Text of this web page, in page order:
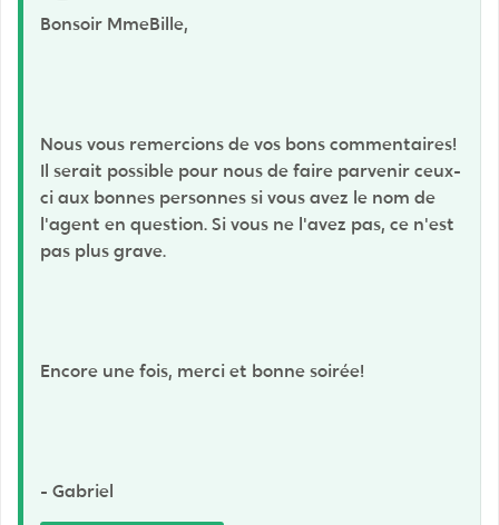
Bonsoir MmeBille,
Nous vous remercions de vos bons commentaires!
Il serait possible pour nous de faire parvenir ceux-
ci aux bonnes personnes si vous avez le nom de
l'agent en question. Si vous ne l'avez pas, ce n'est
pas plus grave.
Encore une fois, merci et bonne soirée!
- Gabriel